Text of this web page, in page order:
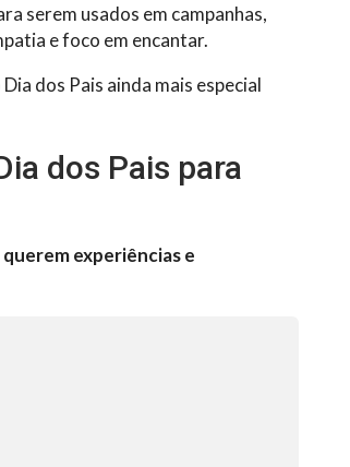
serem usados em campanhas,
e foco em encantar.
dos Pais ainda mais especial
dos Pais para
experiências e